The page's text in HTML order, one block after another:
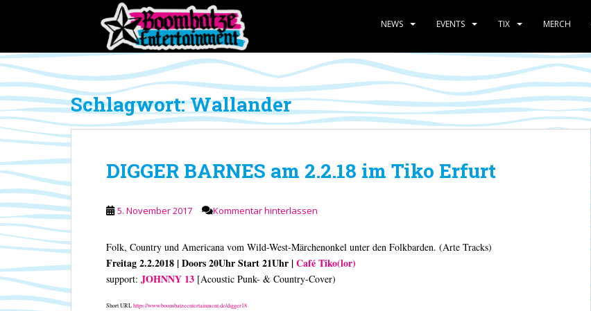
p
t
o
m
a
c
t
e
n
NEWS EVENTS TIX MERCH
Schlagwort:Wallander
DIGGER BARNES am 2.2.18 im Tiko Erfurt
5. November 2017 Kommentar hinterlassen
Folk, Country und Americana vom Wild-West-Märchenonkel unter den Folkbarden. (Arte Tracks)
Freitag 2.2.2018 | Doors 20Uhr Start 21Uhr |Café Tiko(lor)
support: JOHNNY 13 [Acoustic Punk- & Country-Cover)
Short URLhttps://www.boombatzeentertainment.de/digger18